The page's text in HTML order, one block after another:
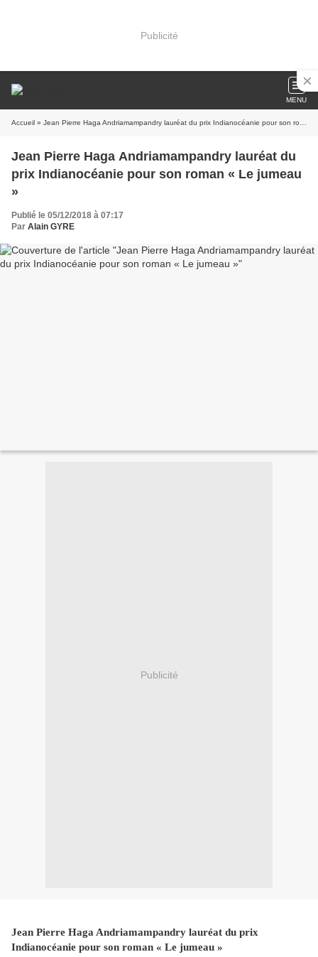
Publicité
MENU
Accueil » Jean Pierre Haga Andriamampandry lauréat du prix Indianocéanie pour son roman « Le jumeau »
Jean Pierre Haga Andriamampandry lauréat du
prix Indianocéanie pour son roman « Le jumeau
»
Publié le 05/12/2018 à 07:17
Par Alain GYRE
Publicité
Jean Pierre Haga Andriamampandry lauréat du prix
Indianocéanie pour son roman « Le jumeau »